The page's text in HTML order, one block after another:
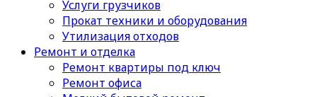
Услуги грузчиков
Прокат техники и оборудования
Утилизация отходов
Ремонт и отделка
Ремонт квартиры под ключ
Ремонт офиса